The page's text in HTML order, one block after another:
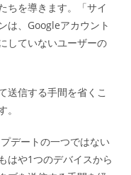
ちを導きます。「サイ
は、Googleアカウント
していないユーザーの
送信する手間を省くこ
デートの一つではない
はや1つのデバイスから